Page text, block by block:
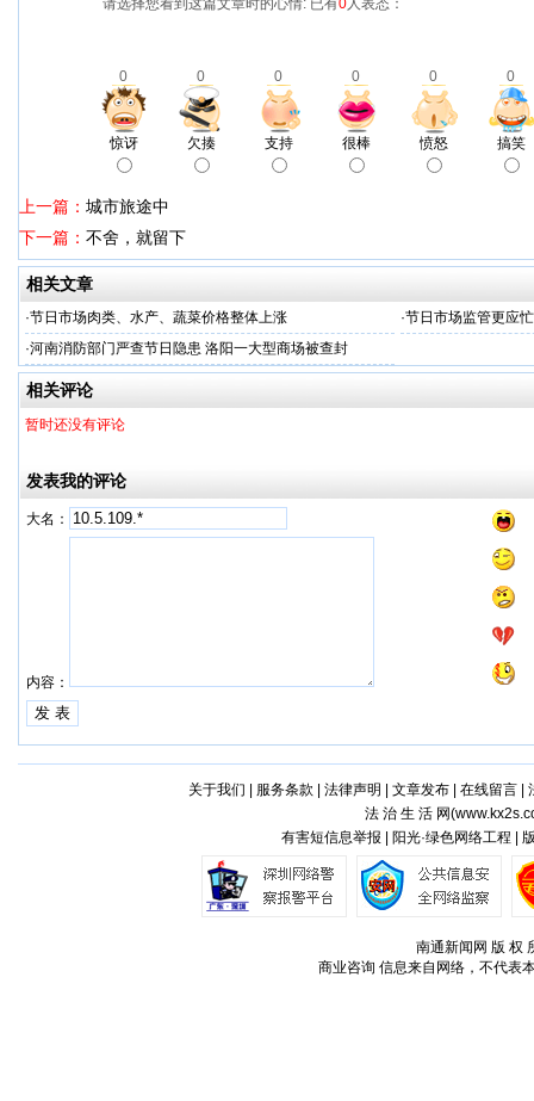
请选择您看到这篇文章时的心情: 已有0人表态：
0 0 0 0 0 0
惊讶 欠揍 支持 很棒 愤怒 搞笑
上一篇： 城市旅途中
下一篇： 不舍，就留下
相关文章
·节日市场肉类、水产、蔬菜价格整体上涨 ·节日市场监管更应
·河南消防部门严查节日隐患 洛阳一大型商场被查封
相关评论
暂时还没有评论
发表我的评论
大名：
内容：
关于我们 服务条款 法律声明 文章发布| 在线留言|
法 治 生 活 网(
有害短信息举报 | 阳光·绿色网络工程 |
南通新闻网 版 权
商业咨询 信息来自网络，不代表